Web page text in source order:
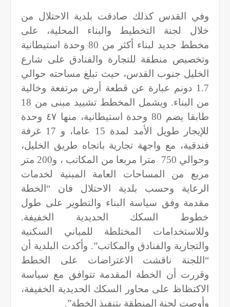
وفي القدس كذلك صادقت بلدية الاحتلال من
خلال لجنة التخطيط والبناء المحلية، على
مخطط جديد لبناء أكثر من 80 وحدة استيطانية
وتخصيص منطقة للتجارة والفنادق على شارع
الخليل جنوب القدس، حيث تبلغ مساحته حوالي
1.7 دونم عبارة عن قطعة أرض مرتفعة وخالية
من البناء. ويشمل المخطط تشييد مبنى من 18
طابقا يضم 80 وحدة استيطانية، منها ٤٧ وحدة
للإيجار طويل الأمد لمدة 15 عاما، و 17 غرفة
فندقية، مع واجهة تجارية باتجاه طريق الخليل،
وحوالي 750
مترا مربعا من المكاتب ، و200 متر
مربع من المساحات العامة المبنية لخدمات
الرعاية وحسب بلدية الاحتلال فان “الخطة
مقدمة وفق سياسة البناء والتطوير على طول
خطوط السكك الحديدية الخفيفة.
وللاستخدامات المختلطة للمباني السكنية
والتجارية والفنادق والمكاتب”. وأكدت البلدية أن
“اللجنة ناقشت الاعتراضات على الخطط
وقررت أن الخطة المقدمة تتوافق مع سياسة
الاكتظاظ على محاور السكك الحديدية الخفيفة،
وأوصت لجنة المنطقة بتنفيذ الخطة”.